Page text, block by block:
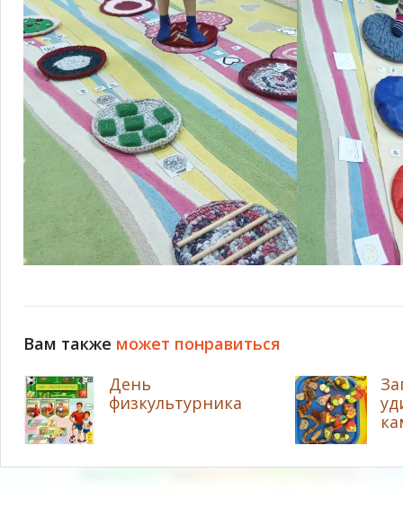
Вам также может понравиться
День
физкультурника